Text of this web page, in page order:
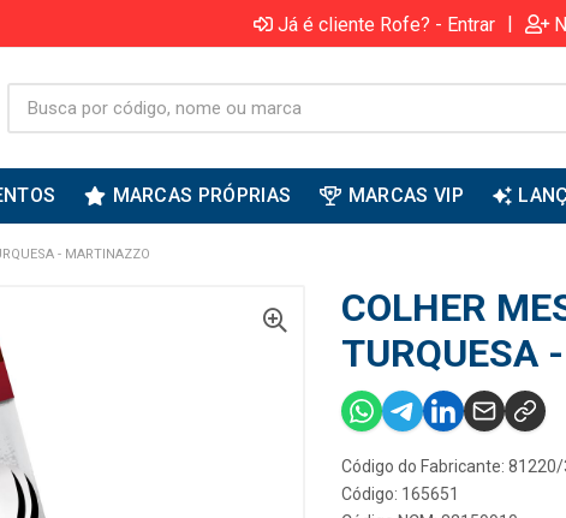
Já é cliente Rofe? - Entrar |
MARCAS PRÓPRIAS MARCAS VIP
- MARTINAZZO
COLHER
TURQUESA
Código do Fabricante: 81220/
Código: 165651